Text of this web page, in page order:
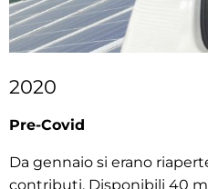
2020
Pre-Covid
Da gennaio si erano
contributi. Disponibili 40